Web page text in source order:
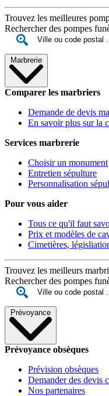
Trouvez les meilleures
Rechercher des pompes
Marbrerie
Comparer les marbriers
Demande de devis
En savoir plus sur la
Services marbrerie
Choisir un monument
Entretien sépulture
Personnalisation
Pour vous aider
Tous ce qu'il faut
Prix et modèles de
Cimetières,
Trouvez les meilleurs
Rechercher des pompes
Prévoyance
Prévoyance obsèques
Prévision obsèques
Demander des devis
Nos partenaires